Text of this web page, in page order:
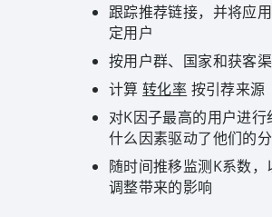
跟踪推荐链接，并将应
定用户
按用户群、国家和获客
计算转化率 按引荐来源
对K因子最高的用户进行
什么因素驱动了他们的
随时间推移监测K系数，
调整带来的影响